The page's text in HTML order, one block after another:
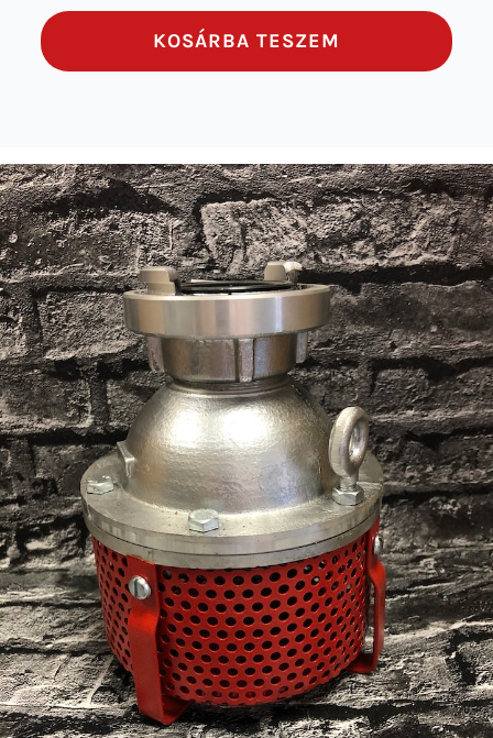
52
KOSÁRBA TESZEM